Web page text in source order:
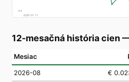
€4
2026-07-11
12-mesačná história cien
Mesiac
2026-08 €